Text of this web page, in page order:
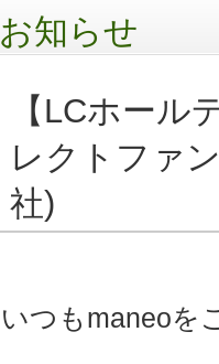
お知らせ
【LCホー
レクトファ
社)
いつもmaneoを